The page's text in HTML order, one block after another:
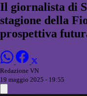
Il giornalista di
stagione della
prospettiva
Redazione VN
19 maggio 2025 - 19:55